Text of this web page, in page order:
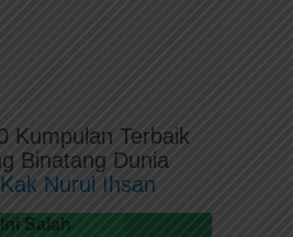
Kumpulan Terbaik
Binatang Dunia
Kak Nurul Ihsan
Ini Salah